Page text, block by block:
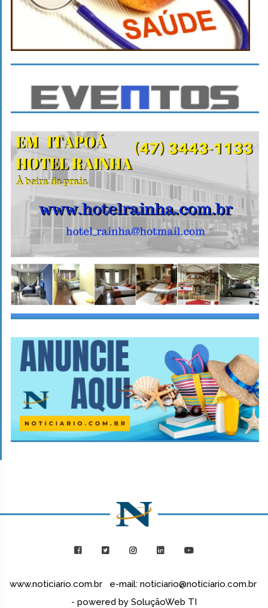
www.noticiario.com.br e-mail: noticiario@noticiario.com.br
- powered by SoluçãoWeb TI